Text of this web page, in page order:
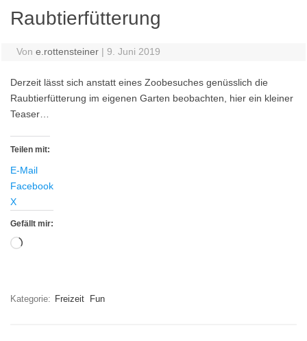
Raubtierfütterung
Vone.rottensteiner | 9. Juni 2019
Derzeit lässt sich anstatt eines Zoobesuches genüsslich die
Raubtierfütterung im eigenen Garten beobachten, hier ein kleiner
Teaser…
Teilen mit:
E-Mail
Facebook
X
Gefällt mir:
Wird
Kategorie: Freizeit Fun